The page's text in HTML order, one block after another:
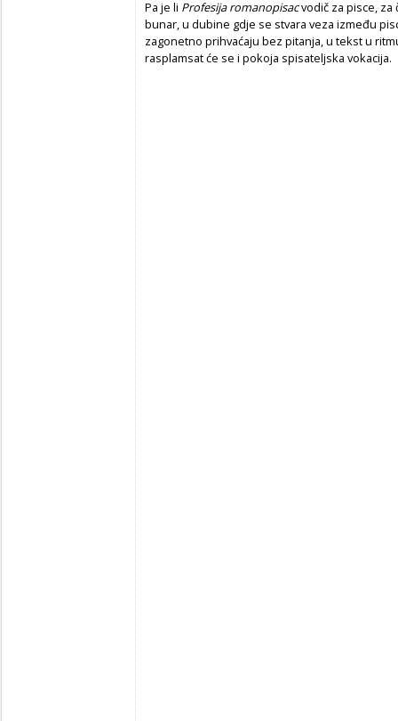
Pa je li Profesija romanopisacvodič za pisce, za
bunar, u dubine gdje se stvara veza između
zagonetno prihvaćaju bez pitanja, u tekst u
rasplamsat će se i pokoja spisateljska vokacija.